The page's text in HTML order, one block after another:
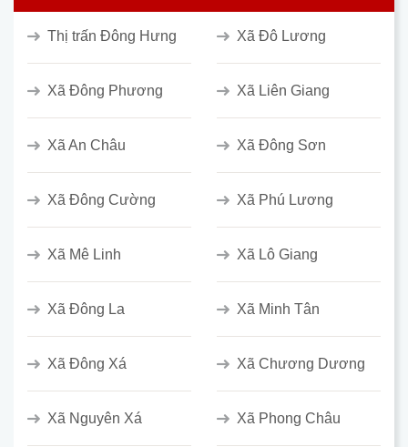
Thị trấn Đông Hưng Xã Đô Lương
Xã Đông Phương Xã Liên Giang
Xã An Châu Xã Đông Sơn
Xã Đông Cường Xã Phú Lương
Xã Mê Linh Xã Lô Giang
Xã Đông La Xã Minh Tân
Xã Đông Xá Xã Chương Dương
Xã Nguyên Xá Xã Phong Châu